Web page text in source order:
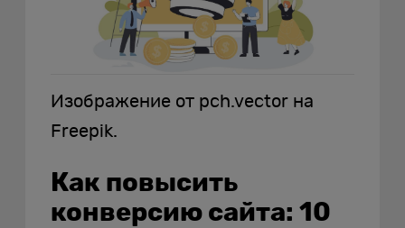
Изображение от pch.vector на
Freepik.
Как повысить
конверсию сайта: 10